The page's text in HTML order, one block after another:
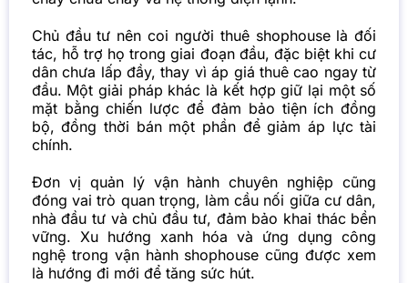
Chủ đầu tư nên coi người thuê shophouse là đối
tác, hỗ trợ họ trong giai đoạn đầu, đặc biệt khi cư
dân chưa lấp đầy, thay vì áp giá thuê cao ngay từ
đầu. Một giải pháp khác là kết hợp giữ lại một số
mặt bằng chiến lược để đảm bảo tiện ích đồng
bộ, đồng thời bán một phần để giảm áp lực tài
chính.
Đơn vị quản lý vận hành chuyên nghiệp cũng
đóng vai trò quan trọng, làm cầu nối giữa cư dân,
nhà đầu tư và chủ đầu tư, đảm bảo khai thác bền
vững. Xu hướng xanh hóa và ứng dụng công
nghệ trong vận hành shophouse cũng được xem
là hướng đi mới để tăng sức hút.